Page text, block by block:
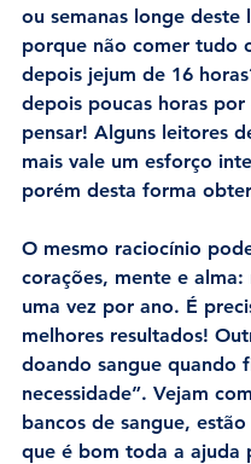
ou semanas longe deste
porque não comer tudo
depois jejum de 16
depois poucas horas
pensar! Alguns leitores
mais vale um esforço
porém desta forma
O mesmo raciocínio
corações, mente e
uma vez por ano. É
melhores resultados!
doando sangue quando
necessidade”. Vejam
bancos de sangue,
que é bom toda a ajuda